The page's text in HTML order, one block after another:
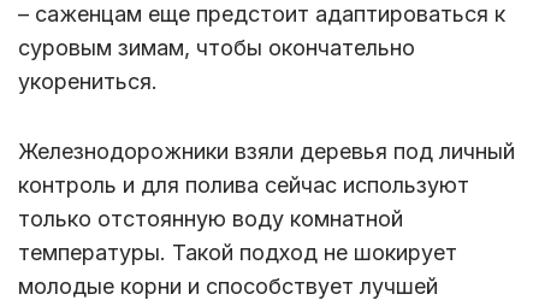
– саженцам еще предстоит адаптироваться к
суровым зимам, чтобы окончательно
укорениться.
Железнодорожники взяли деревья под личный
контроль и для полива сейчас используют
только отстоянную воду комнатной
температуры. Такой подход не шокирует
молодые корни и способствует лучшей